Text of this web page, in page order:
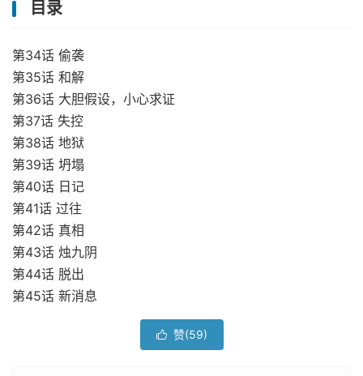
目录
第34话 偷袭
第35话 和解
第36话 大胆假设，小心求证
第37话 失控
第38话 地狱
第39话 坍塌
第40话 日记
第41话 过往
第42话 真相
第43话 烛九阴
第44话 脱出
第45话 新消息
 赞(59)